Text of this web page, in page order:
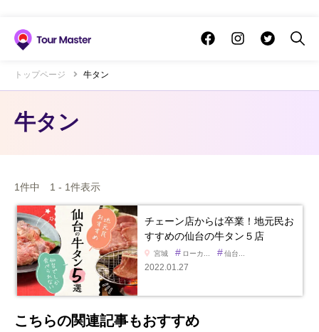
トップページ 牛タン
牛タン
1件中 1 - 1件表示
チェーン店からは卒業！地元民お
すすめの仙台の牛タン５店
宮城 # ローカ... #仙台...
2022.01.27
こちらの関連記事もおすすめ